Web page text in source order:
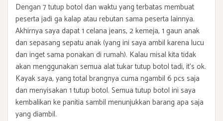
Dengan 7 tutup botol dan waktu yang terbatas membuat
peserta jadi ga kalap atau rebutan sama peserta lainnya.
Akhirnya saya dapat 1 celana jeans, 2 kemeja, 1 gaun anak
dan sepasang sepatu anak (yang ini saya ambil karena lucu
dan inget sama ponakan di rumah). Kalau misal kita tidak
akan menggunakan semua alat tukar tutup botol tadi, it's ok.
Kayak saya, yang total brangnya cuma ngambil 6 pcs saja
dan menyisakan 1 tutup botol. Semua tutup botol ini saya
kembalikan ke panitia sambil menunjukkan barang apa saja
yang diambil.